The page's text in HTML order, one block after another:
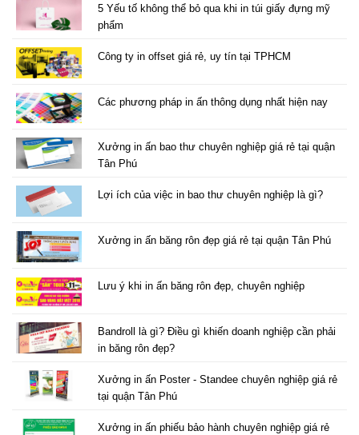
5 Yếu tố không thể bỏ qua khi in túi giấy đựng mỹ
phẩm
Công ty in offset giá rẻ, uy tín tại TPHCM
Các phương pháp in ấn thông dụng nhất hiện nay
Xưởng in ấn bao thư chuyên nghiệp giá rẻ tại quận
Tân Phú
Lợi ích của việc in bao thư chuyên nghiệp là gì?
Xưởng in ấn băng rôn đẹp giá rẻ tại quận Tân Phú
Lưu ý khi in ấn băng rôn đẹp, chuyên nghiệp
Bandroll là gì? Điều gì khiến doanh nghiệp cần phải
in băng rôn đẹp?
Xưởng in ấn Poster - Standee chuyên nghiệp giá rẻ
tại quận Tân Phú
Xưởng in ấn phiếu bảo hành chuyên nghiệp giá rẻ